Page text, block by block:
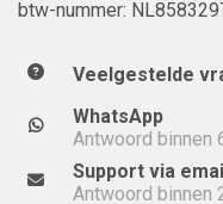
btw-nummer:
Veelgestelde
WhatsApp
Antwoord binnen
Support via email
Antwoord binnen